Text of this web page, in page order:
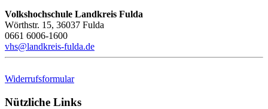
Volkshochschule Landkreis Fulda
Wörthstr. 15, 36037 Fulda
0661 6006-1600
vhs@landkreis-fulda.de
Widerrufsformular
Nützliche Links